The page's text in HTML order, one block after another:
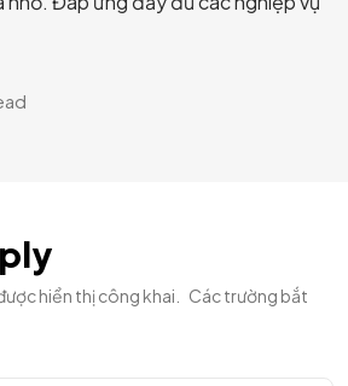
hiển thị công khai.
Các trường bắt